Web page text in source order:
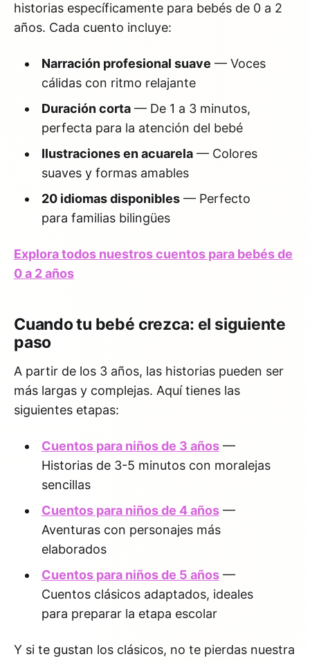
historias específicamente para bebés de 0 a 2
años. Cada cuento incluye:
Narración profesional suave — Voces
cálidas con ritmo relajante
Duración corta— De 1 a 3 minutos,
perfecta para la atención del bebé
Ilustraciones en acuarela— Colores
suaves y formas amables
20 idiomas disponibles— Perfecto
para familias bilingües
Explora todos nuestros cuentos para bebés de
0 a 2 años
Cuando tu bebé crezca: el siguiente
paso
A partir de los 3 años, las historias pueden ser
más largas y complejas. Aquí tienes las
siguientes etapas:
Cuentos para niños de 3 años—
Historias de 3-5 minutos con moralejas
sencillas
Cuentos para niños de 4 años—
Aventuras con personajes más
elaborados
Cuentos para niños de 5 años—
Cuentos clásicos adaptados, ideales
para preparar la etapa escolar
Y si te gustan los clásicos, no te pierdas nuestra